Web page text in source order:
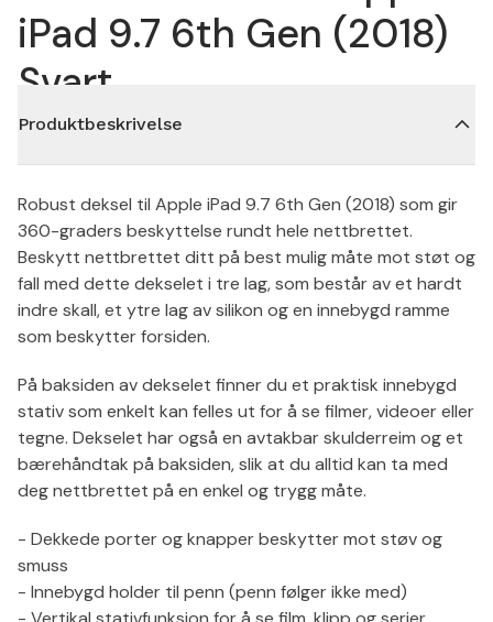
iPad 9.7 6th Gen (2018)
Svart
Produktbeskrivelse
Robust deksel til Apple iPad 9.7 6th Gen (2018) som gir
360-graders beskyttelse rundt hele nettbrettet.
Beskytt nettbrettet ditt på best mulig måte mot støt og
fall med dette dekselet i tre lag, som består av et hardt
indre skall, et ytre lag av silikon og en innebygd ramme
som beskytter forsiden.
På baksiden av dekselet finner du et praktisk innebygd
stativ som enkelt kan felles ut for å se filmer, videoer eller
tegne. Dekselet har også en avtakbar skulderreim og et
bærehåndtak på baksiden, slik at du alltid kan ta med
deg nettbrettet på en enkel og trygg måte.
- Dekkede porter og knapper beskytter mot støv og
smuss
- Innebygd holder til penn (penn følger ikke med)